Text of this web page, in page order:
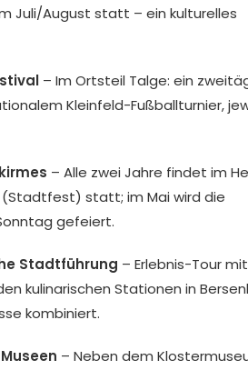
Juli/August statt – ein kulturelles
– Im Ortsteil Talge: ein
Kleinfeld-Fußballturnier,
– Alle zwei Jahre findet im
statt; im Mai wird die
gefeiert.
Stadtführung – Erlebnis-Tour mit
kulinarischen Stationen in
kombiniert.
– Neben dem